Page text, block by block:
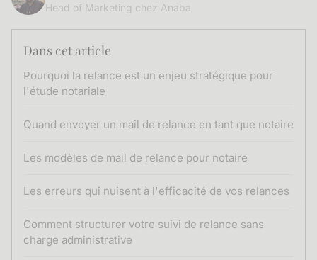
Head of Marketing chez Anaba
Dans cet article
Pourquoi la relance est un enjeu stratégique pour
l'étude notariale
Quand envoyer un mail de relance en tant que notaire
Les modèles de mail de relance pour notaire
Les erreurs qui nuisent à l'efficacité de vos relances
Comment structurer votre suivi de relance sans
charge administrative